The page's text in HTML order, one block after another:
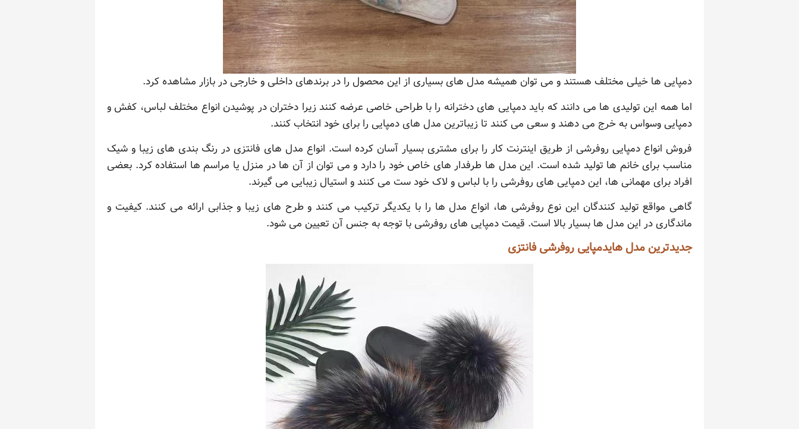
دمپایی ها خیلی مختلف هستند و می توان همیشه مدل های بسیاری از این محصول را در برندهای داخلی و خارجی در بازار مشاهده کرد.
اما همه این تولیدی ها می دانند که باید دمپایی های دخترانه را با طراحی خاصی عرضه کنند زیرا دختران در پوشیدن انواع مختلف لباس، کفش و
دمپایی وسواس به خرج می دهند و سعی می کنند تا زیباترین مدل های دمپایی را برای خود انتخاب کنند.
فروش انواع دمپایی روفرشی از طریق اینترنت کار را برای مشتری بسیار آسان کرده است. انواع مدل های فانتزی در رنگ بندی های زیبا و شیک
مناسب برای خانم ها تولید شده است. این مدل ها طرفدار های خاص خود را دارد و می توان از آن ها در منزل یا مراسم ها استفاده کرد. بعضی
افراد برای مهمانی ها، این دمپایی های روفرشی را با لباس و لاک خود ست می کنند و استیال زیبایی می گیرند.
گاهی مواقع تولید کنندگان این نوع روفرشی ها، انواع مدل ها را با یکدیگر ترکیب می کنند و طرح های زیبا و جذابی ارائه می کنند. کیفیت و
ماندگاری در این مدل ها بسیار بالا است. قیمت دمپایی های روفرشی با توجه به جنس آن تعیین می شود.
جدیدترین مدل هایدمپایی روفرشی فانتزی